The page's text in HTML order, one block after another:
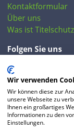
Kontaktformular
Über uns
Was ist
Folgen Sie uns
Wir verwenden
Wir können diese zur
unsere Webseite zu
Ihnen ein großartiges
Informationen zu den
Einstellungen.